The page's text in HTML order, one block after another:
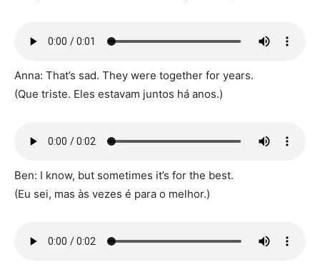
Anna: That’s sad. They were together for years.
(Que triste. Eles estavam juntos há anos.)
Ben: I know, but sometimes it’s for the best.
(Eu sei, mas às vezes é para o melhor.)